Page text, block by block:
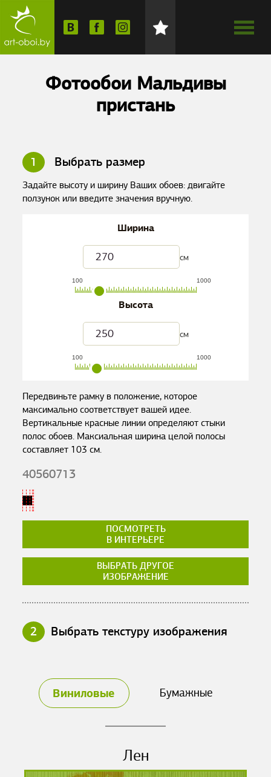
Фотообои Мальдивы
пристань
1 Выбрать размер
Задайте высоту и ширину Ваших обоев: двигайте
ползунок или введите значения вручную.
Ширина
см
100 1000
Высота
см
100 1000
Передвиньте рамку в положение, которое
максимально соответствует вашей идее.
Вертикальные красные линии определяют стыки
полос обоев. Максиальная ширина целой полосы
составляет 103 см.
40560713
ПОСМОТРЕТЬ
В ИНТЕРЬЕРЕ
ВЫБРАТЬ ДРУГОЕ
ИЗОБРАЖЕНИЕ
2 Выбрать текстуру изображения
Виниловые Бумажные
Лен